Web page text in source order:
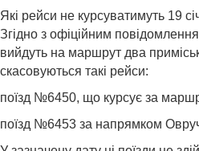
Які рейси не курсуватимуть 19
Згідно з офіційним
вийдуть на маршрут два
скасовуються такі рейси:
поїзд №6450, що курсує за
поїзд №6453 за напрямком